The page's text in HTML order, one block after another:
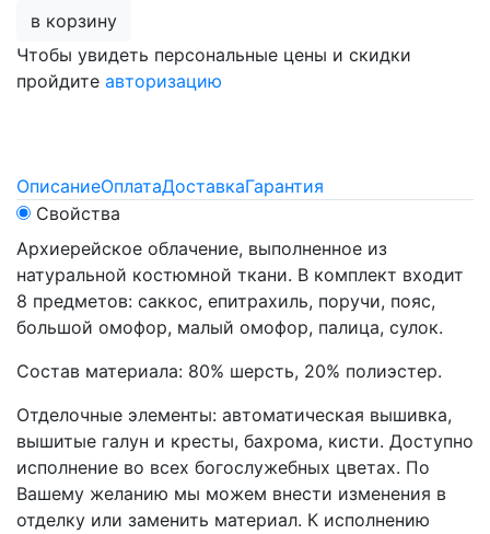
в корзину
Чтобы увидеть персональные цены и скидки
пройдите авторизацию
ОписаниеОплатаДоставкаГарантия
Свойства
Архиерейское облачение, выполненное из
натуральной костюмной ткани. В комплект входит
8 предметов: саккос, епитрахиль, поручи, пояс,
большой омофор, малый омофор, палица, сулок.
Состав материала: 80% шерсть, 20% полиэстер.
Отделочные элементы: автоматическая вышивка,
вышитые галун и кресты, бахрома, кисти. Доступно
исполнение во всех богослужебных цветах. По
Вашему желанию мы можем внести изменения в
отделку или заменить материал. К исполнению